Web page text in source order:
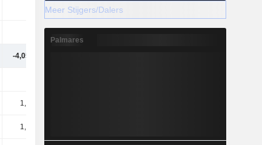
- -
-4,05 mln.
1,7 mln.
1,7 mln.
Meer Stijgers/Dalers
Palmares